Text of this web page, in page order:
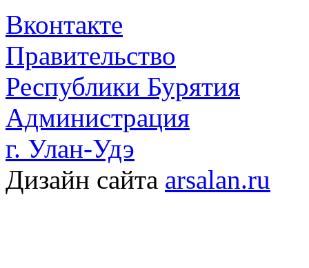
Вконтакте
Правительство
Республики Бурятия
Администрация
г. Улан-Удэ
Дизайн сайта arsalan.ru